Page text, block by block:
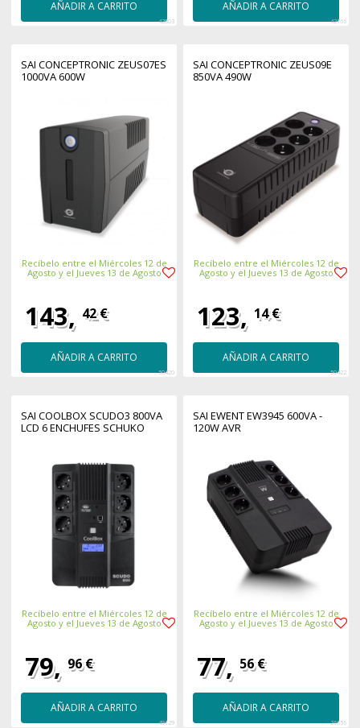
AÑADIR A CARRITO
42803
AÑADIR A CARRITO
42766
SAI CONCEPTRONIC ZEUS07ES
1000VA 600W
Recíbelo entre el Miércoles 12 de
Agosto y el Jueves 13 de Agosto
143, 42 €
AÑADIR A CARRITO
50420
SAI CONCEPTRONIC ZEUS09E
850VA 490W
Recíbelo entre el Miércoles 12 de
Agosto y el Jueves 13 de Agosto
123, 14 €
AÑADIR A CARRITO
50422
SAI COOLBOX SCUDO3 800VA
LCD 6 ENCHUFES SCHUKO
Recíbelo entre el Miércoles 12 de
Agosto y el Jueves 13 de Agosto
79, 96 €
AÑADIR A CARRITO
49129
SAI EWENT EW3945 600VA -
120W AVR
Recíbelo entre el Miércoles 12 de
Agosto y el Jueves 13 de Agosto
77, 56 €
AÑADIR A CARRITO
26656